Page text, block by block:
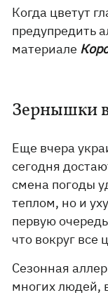
Когда цветут
предупредить
материале
Зернышки
Еще вчера
сегодня
смена погоды
теплом, но и
первую
что вокруг все
Сезонная
многих людей,